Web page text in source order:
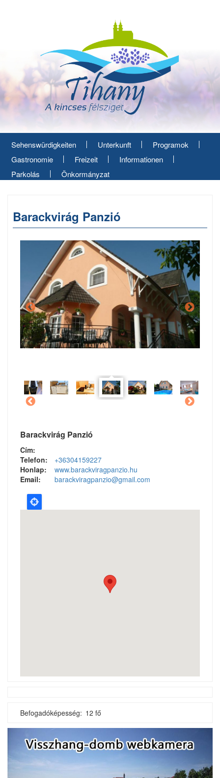
Sehenswürdigkeiten Unterkunft
Programok
Gastronomie
Freizeit
Informationen
Parkolás
Önkormányzat
Barackvirág Panzió
Barackvirág Panzió
Cím:
Telefon:
+36304159227
Honlap:
www.barackviragpanzio.hu
Email:
barackviragpanzio@gmail.com
Befogadóképesség 12 fő